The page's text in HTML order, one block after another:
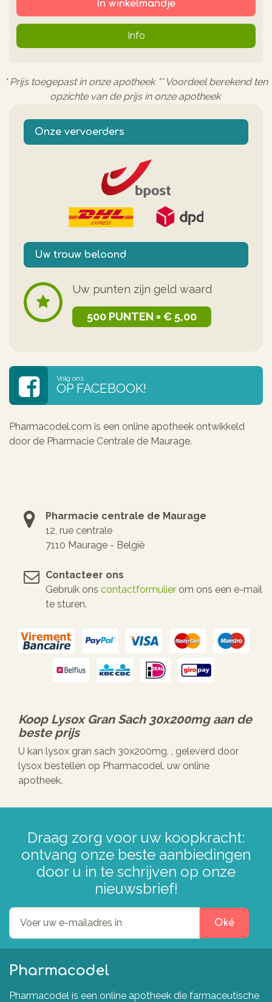
In winkelmandje
Info
* Prijs toegepast in onze apotheek ** Voordeel berekend ten
opzichte van de prijs in onze apotheek
Onze vervoerders
Uw trouw beloond
Uw punten zijn geld waard
500 PUNTEN = € 5,00
Volg ons
OP FACEBOOK!
Pharmacodel.com is een online apotheek ontwikkeld
door de Pharmacie Centrale de Maurage.
Pharmacie centrale de Maurage
12, rue centrale
7110 Maurage - België
Contacteer ons
Gebruik ons contactformulier om ons een e-mail
te sturen.
Koop Lysox Gran Sach 30x200mgaan de
beste prijs
U kan lysox gran sach 30x200mg, , geleverd door
lysox bestellen op Pharmacodel, uw online
apotheek.
Draag zorg voor uw koopkracht:
ontvang onze beste aanbiedingen
door u in te schrijven op onze
nieuwsbrief!
Oké
Pharmacodel
Pharmacodel is een online apotheek die farmaceutische